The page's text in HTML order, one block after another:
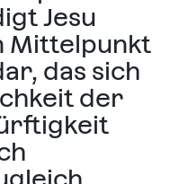
Jesu
Mittelpunkt
das sich
der